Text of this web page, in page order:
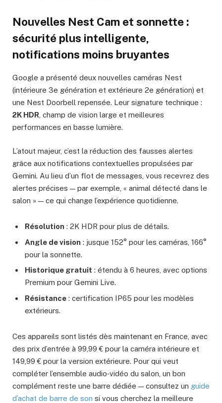
Nouvelles Nest Cam et sonnette :
sécurité plus intelligente,
notifications moins bruyantes
Google a présenté deux nouvelles caméras Nest
(intérieure 3e génération et extérieure 2e génération) et
une Nest Doorbell repensée. Leur signature technique :
2K HDR , champ de vision large et meilleures
performances en basse lumière.
L’atout majeur, c’est la réduction des fausses alertes
grâce aux notifications contextuelles propulsées par
Gemini. Au lieu d’un flot de messages, vous recevrez des
alertes précises — par exemple, « animal détecté dans le
salon » — ce qui change l’expérience quotidienne.
Résolution : 2K HDR pour plus de détails.
Angle de vision : jusque 152° pour les caméras, 166°
pour la sonnette.
Historique gratuit : étendu à 6 heures, avec options
Premium pour Gemini Live.
Résistance : certification IP65 pour les modèles
extérieurs.
Ces appareils sont listés dès maintenant en France, avec
des prix d’entrée à 99,99 € pour la caméra intérieure et
149,99 € pour la version extérieure. Pour qui veut
compléter l’ensemble audio‑vidéo du salon, un bon
complément reste une barre dédiée — consultez un guide
d’achat de barre de son si vous cherchez la meilleure